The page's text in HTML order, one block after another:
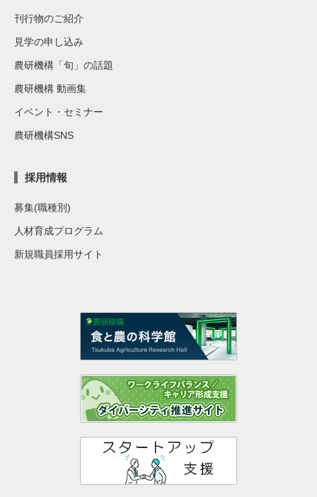
刊行物のご紹介
見学の申し込み
農研機構「旬」の話題
農研機構 動画集
イベント・セミナー
農研機構SNS
採用情報
募集(職種別)
人材育成プログラム
新規職員採用サイト